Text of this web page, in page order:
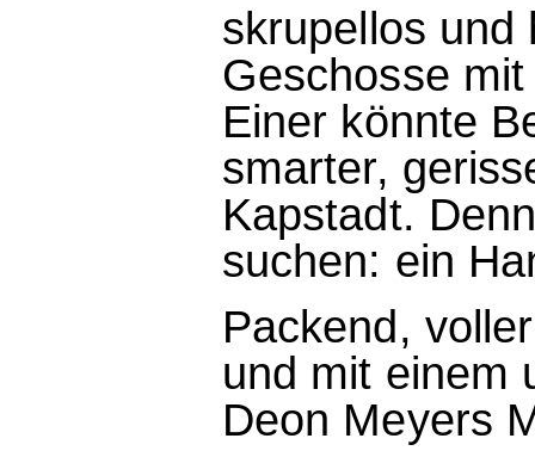
skrupellos und
Geschosse
Einer könnte
smarter,
Kapstadt.
suchen: ein
Packend,
und mit einem
Deon Meyers